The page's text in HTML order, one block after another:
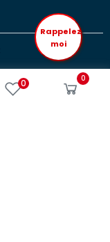
0 0
Rappelez
moi